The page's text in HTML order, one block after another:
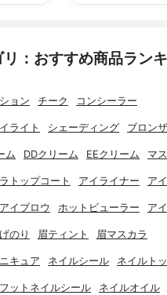
：おすすめ商品ラン
ョン チーク コンシーラー
ライト シェーディング ブロン
ム DDクリーム EEクリーム マ
トップコート アイライナー ア
アイブロウ ホットビューラー ア
のり 眉ティント 眉マスカラ
キュア ネイルシール ネイルト
フットネイルシール ネイルオイル